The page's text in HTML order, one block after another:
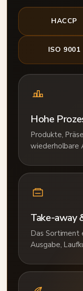
HACCP
ISO 9001
Hohe
Produkte,
wiederholbare
Take-away
Das Sortiment
Ausgabe,